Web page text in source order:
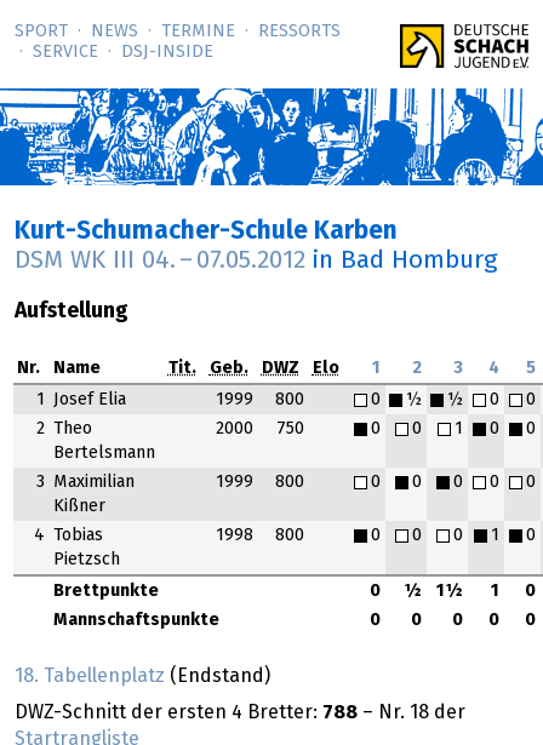
SPORT NEWS TERMINE
RESSORTS
SERVICE
DSJ-­INSIDE
Kurt-Schumacher-Schule Karben
DSM WK III 04. – 07.05.2012 in Bad Homburg
Aufstellung
Nr. Name Tit. Geb. DWZ Elo 1 2 3 4 5
Brettpunkte 0 ½ 1½ 1
0
Mannschaftspunkte
0 0 0 0 0
1 Josef Elia 1999 800 0 ½ ½ 0
0
2
Theo
Bertelsmann
2000 750 0 0 1 0 0
3
Maximilian
Kißner
1999 800 0 0 0 0 0
4
Tobias
Pietzsch
1998 800 0 0 0 1 0
18. Tabellenplatz (Endstand)
DWZ-Schnitt der ersten 4 Bretter: 788 – Nr. 18 der
Startrangliste